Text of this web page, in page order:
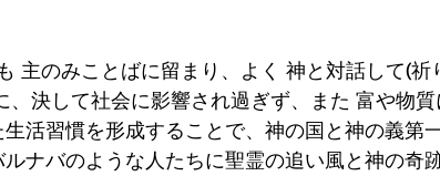
主のみことばに留まり、よく 神と対話して(祈
、決して社会に影響され過ぎず、また 富や物
活習慣を形成することで、神の国と神の義第
ナバのような人たちに聖霊の追い風と神の奇